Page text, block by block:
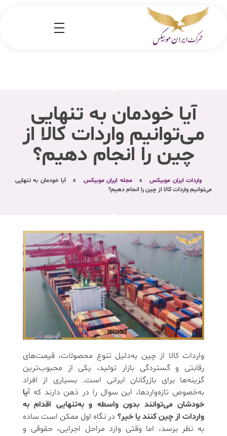
آیا خودمان به تنهایی
می‌توانیم واردات کالا از
چین را انجام دهیم؟
واردات ایران موبیکس » مجله ایران موبیکس »
آیا خودمان به تنهایی
می‌توانیم واردات کالا از چین را انجام دهیم؟
واردات کالا از چین به‌دلیل تنوع محصولات، قیمت‌های
رقابتی و گستردگی بازار تولید، یکی از محبوب‌ترین
گزینه‌ها برای بازرگانان ایرانی است. بسیاری از افراد
به‌خصوص تازه‌واردها، این سوال را در ذهن دارند که آیا
خودشان می‌توانند بدون واسطه و به‌تنهایی اقدام به
واردات از چین کنند یا خیر؟ در نگاه اول ممکن است ساده
به نظر برسد، اما وقتی وارد مراحل اجرایی، حقوقی و